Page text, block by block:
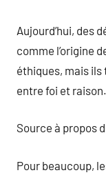
Aujourd’hui, des
comme l’origine
éthiques, mais ils
entre foi et raison.
Source à propos
Pour beaucoup,